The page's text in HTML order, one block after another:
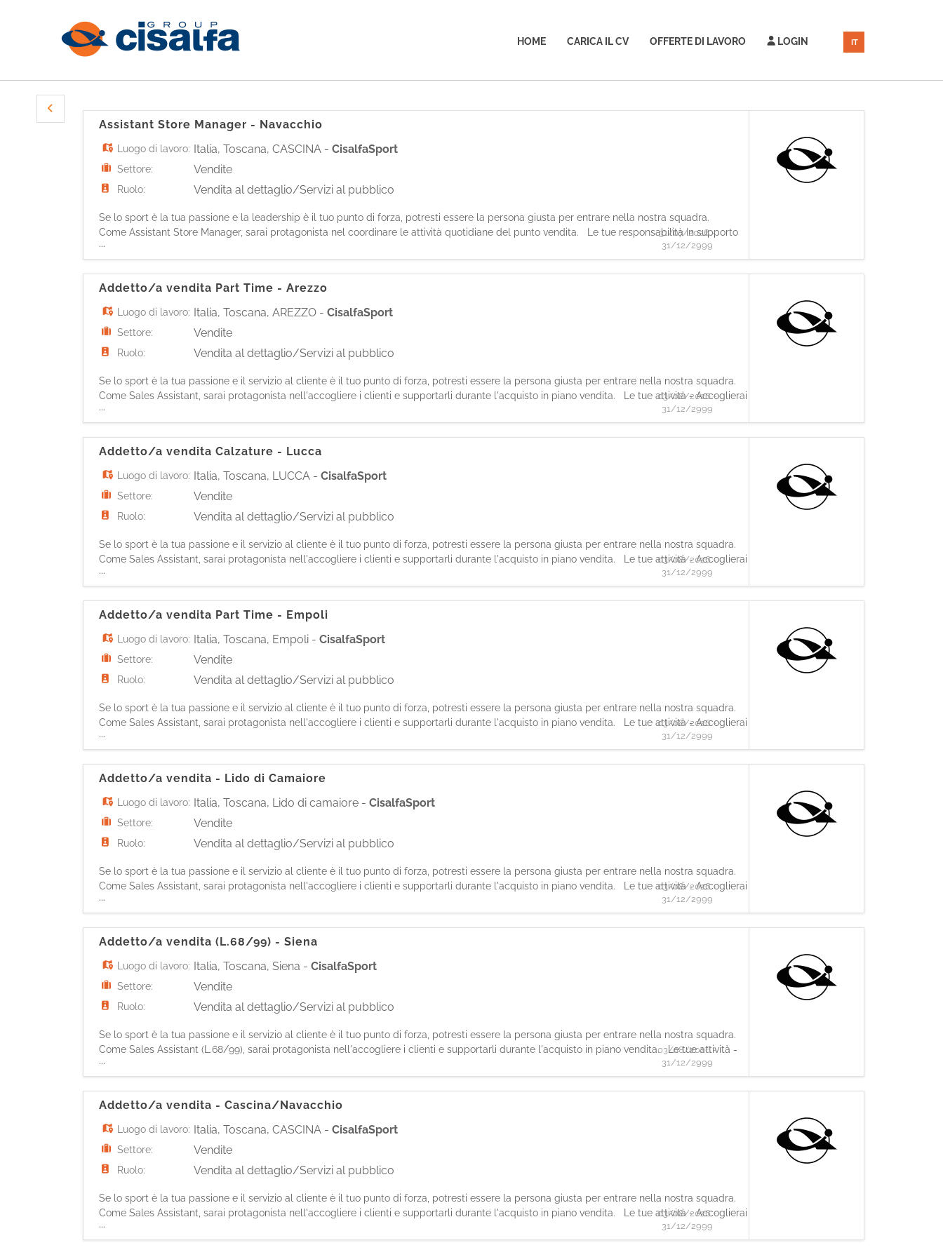
HOME CARICA IL CV OFFERTE DI LAVORO LOGIN IT
Assistant Store Manager - Navacchio
Luogo di lavoro: Italia,Toscana,CASCINA -CisalfaSport
Settore: Vendite
Ruolo: Vendita al dettaglio/Servizi al pubblico
Se lo sport è la tua passione e la leadership è il tuo punto di forza, potresti essere la persona giusta per entrare nella nostra squadra.
Come Assistant Store Manager, sarai protagonista nel coordinare le attività quotidiane del punto vendita. Le tue responsabilità In supporto
al/la Store Manager: - Comunicherai efficacemente con la tua squ
...
31/07/2026 -
31/12/2999
Addetto/a vendita Part Time - Arezzo
Luogo di lavoro: Italia,Toscana,AREZZO -CisalfaSport
Settore: Vendite
Ruolo: Vendita al dettaglio/Servizi al pubblico
Se lo sport è la tua passione e il servizio al cliente è il tuo punto di forza, potresti essere la persona giusta per entrare nella nostra squadra.
Come Sales Assistant, sarai protagonista nell'accogliere i clienti e supportarli durante l'acquisto in piano vendita. Le tue attività - Accoglierai
i clienti mettendo la tua passione sportiva al lo
...
03/08/2026 -
31/12/2999
Addetto/a vendita Calzature - Lucca
Luogo di lavoro: Italia,Toscana, LUCCA -CisalfaSport
Settore: Vendite
Ruolo: Vendita al dettaglio/Servizi al pubblico
Se lo sport è la tua passione e il servizio al cliente è il tuo punto di forza, potresti essere la persona giusta per entrare nella nostra squadra.
Come Sales Assistant, sarai protagonista nell'accogliere i clienti e supportarli durante l'acquisto in piano vendita. Le tue attività - Accoglierai
i clienti mettendo la tua passione sportiva al lo
...
03/08/2026 -
31/12/2999
Addetto/a vendita Part Time - Empoli
Luogo di lavoro: Italia,Toscana, Empoli -CisalfaSport
Settore: Vendite
Ruolo: Vendita al dettaglio/Servizi al pubblico
Se lo sport è la tua passione e il servizio al cliente è il tuo punto di forza, potresti essere la persona giusta per entrare nella nostra squadra.
Come Sales Assistant, sarai protagonista nell'accogliere i clienti e supportarli durante l'acquisto in piano vendita. Le tue attività - Accoglierai
i clienti mettendo la tua passione sportiva al lo
...
03/08/2026 -
31/12/2999
Addetto/a vendita - Lido di Camaiore
Luogo di lavoro: Italia,Toscana, Lido di camaiore -CisalfaSport
Settore: Vendite
Ruolo: Vendita al dettaglio/Servizi al pubblico
Se lo sport è la tua passione e il servizio al cliente è il tuo punto di forza, potresti essere la persona giusta per entrare nella nostra squadra.
Come Sales Assistant, sarai protagonista nell'accogliere i clienti e supportarli durante l'acquisto in piano vendita. Le tue attività - Accoglierai
i clienti mettendo la tua passione sportiva al lo
...
03/08/2026 -
31/12/2999
Addetto/a vendita (L.68/99) - Siena
Luogo di lavoro: Italia,Toscana,Siena -CisalfaSport
Settore: Vendite
Ruolo: Vendita al dettaglio/Servizi al pubblico
Se lo sport è la tua passione e il servizio al cliente è il tuo punto di forza, potresti essere la persona giusta per entrare nella nostra squadra.
Come Sales Assistant (L.68/99), sarai protagonista nell'accogliere i clienti e supportarli durante l'acquisto in piano vendita. Le tue attività -
Accoglierai i clienti mettendo la tua passione spo
...
03/08/2026 -
31/12/2999
Addetto/a vendita - Cascina/Navacchio
Luogo di lavoro: Italia,Toscana,CASCINA -CisalfaSport
Settore: Vendite
Ruolo: Vendita al dettaglio/Servizi al pubblico
Se lo sport è la tua passione e il servizio al cliente è il tuo punto di forza, potresti essere la persona giusta per entrare nella nostra squadra.
Come Sales Assistant, sarai protagonista nell'accogliere i clienti e supportarli durante l'acquisto in piano vendita. Le tue attività - Accoglierai
i clienti mettendo la tua passione sportiva al lo
...
03/08/2026 -
31/12/2999